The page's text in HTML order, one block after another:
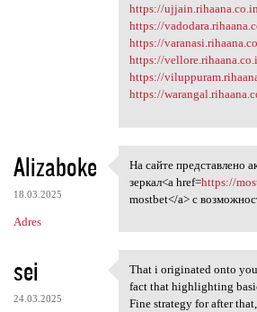
https://ujjain.rihaana.co.in
https://
https://
https://
https://
https://
Alizaboke
18.03.2025
Adres
На сайте
На сайте представлено
зеркал<a href=https://
mostbet</a> с
sei
24.03.2025
That i originated
That i originated onto
fact that highlighting
Fine strategy for after